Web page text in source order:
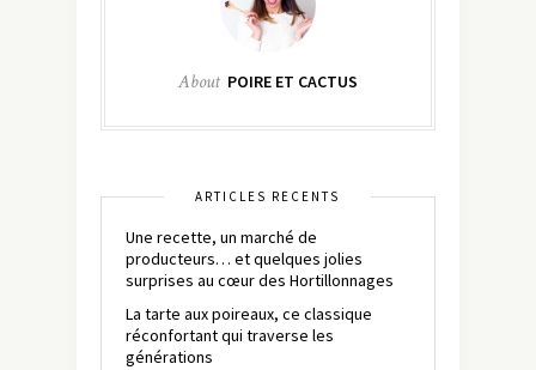
About POIRE ET CACTUS
ARTICLES RÉCENTS
Une recette, un marché de
producteurs… et quelques jolies
surprises au cœur des Hortillonnages
La tarte aux poireaux, ce classique
réconfortant qui traverse les
générations